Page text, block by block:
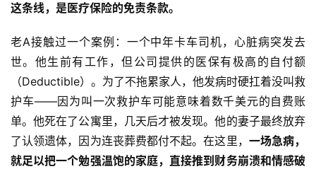
这条线，是医疗保险的免责条款。
老A接触过一个案例：一个中年卡车司机，心脏病突发去
世。他生前有工作，但公司提供的医保有极高的自付额
（Deductible）。为了不拖累家人，他发病时硬扛着没叫救
护车——因为叫一次救护车可能意味着数千美元的自费账
单。他死在了公寓里，几天后才被发现。他的妻子最终放弃
了认领遗体，因为连丧葬费都付不起。在这里， 一场急病，
就足以把一个勉强温饱的家庭，直接推到财务崩溃和情感破